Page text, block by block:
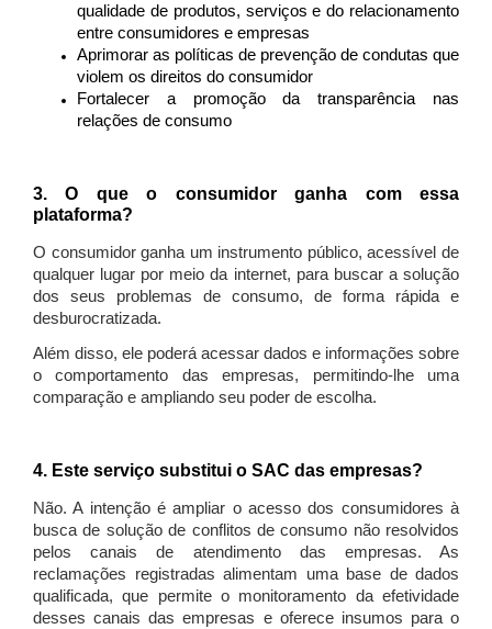
qualidade de produtos, serviços e do relacionamento
entre consumidores e empresas
Aprimorar as políticas de prevenção de condutas que
violem os direitos do consumidor
Fortalecer a promoção da transparência nas
relações de consumo
3. O que o consumidor ganha com essa
plataforma?
O consumidor ganha um instrumento público, acessível de
qualquer lugar por meio da internet, para buscar a solução
dos seus problemas de consumo, de forma rápida e
desburocratizada.
Além disso, ele poderá acessar dados e informações sobre
o comportamento das empresas, permitindo-lhe uma
comparação e ampliando seu poder de escolha.
4. Este serviço substitui o SAC das empresas?
Não. A intenção é ampliar o acesso dos consumidores à
busca de solução de conflitos de consumo não resolvidos
pelos canais de atendimento das empresas. As
reclamações registradas alimentam uma base de dados
qualificada, que permite o monitoramento da efetividade
desses canais das empresas e oferece insumos para o